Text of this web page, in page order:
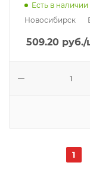
Есть в наличии
Новосибирск
509.20 руб./
1